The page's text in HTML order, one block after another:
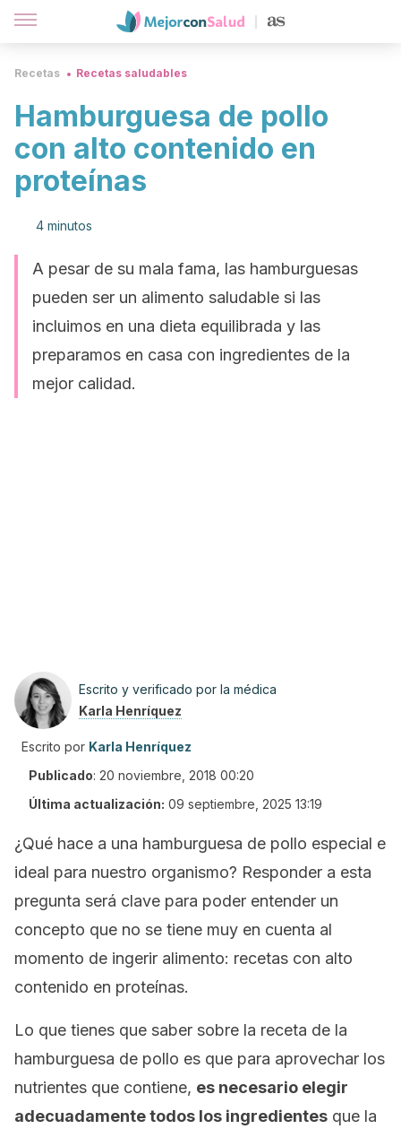
Recetas Recetas saludables
Hamburguesa de pollo
con alto contenido en
proteínas
4 minutos
A pesar de su mala fama, las hamburguesas
pueden ser un alimento saludable si las
incluimos en una dieta equilibrada y las
preparamos en casa con ingredientes de la
mejor calidad.
Escrito y verificado por la médica
Karla Henríquez
Escrito por Karla Henríquez
Publicado: 20 noviembre, 2018 00:20
Última actualización: 09 septiembre, 2025 13:19
¿Qué hace a una hamburguesa de pollo especial e
ideal para nuestro organismo? Responder a esta
pregunta será clave para poder entender un
concepto que no se tiene muy en cuenta al
momento de ingerir alimento: recetas con alto
contenido en proteínas.
Lo que tienes que saber sobre la receta de la
hamburguesa de pollo es que para aprovechar los
nutrientes que contiene, es necesario elegir
adecuadamente todos los ingredientes que la